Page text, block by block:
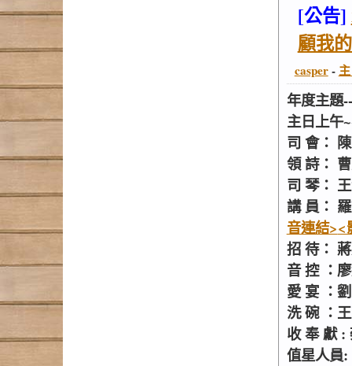
[公告]
顧我
casper-
年度主題
主日上午
司 會：
領 詩：
司 琴：
講 員：
音連結><
招 待：
音 控 ：
愛 宴 ：
洗 碗 ：
收 奉 獻 :
值星人員: